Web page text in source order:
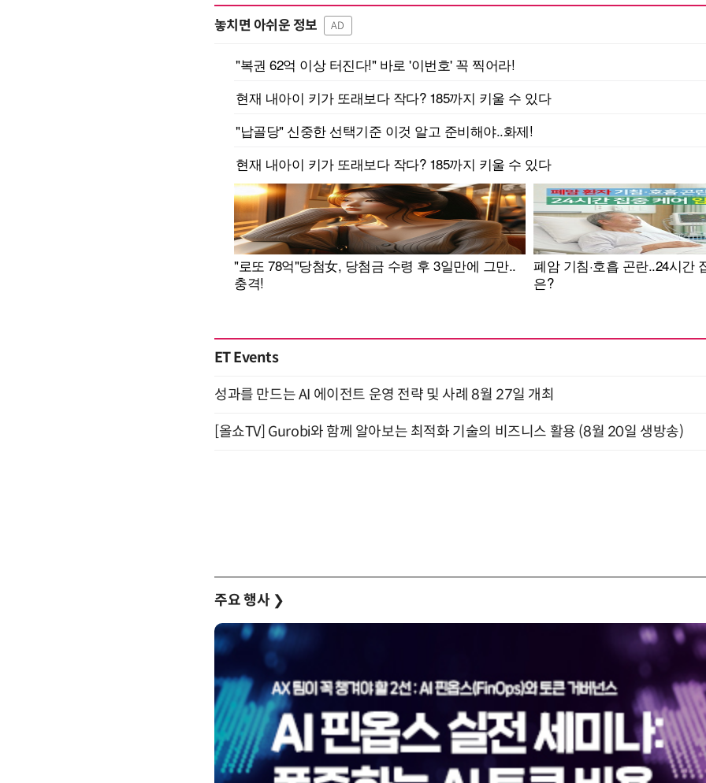
놓치면 아쉬운 정보 AD
ET Events
성과를 만드는 AI 에이전트 운영 전략 및 사례 8월 27일 개최
[올쇼TV] Gurobi와 함께 알아보는 최적화 기술의 비즈니스 활용 (8월 20일 생방송)
주요 행사 ❯